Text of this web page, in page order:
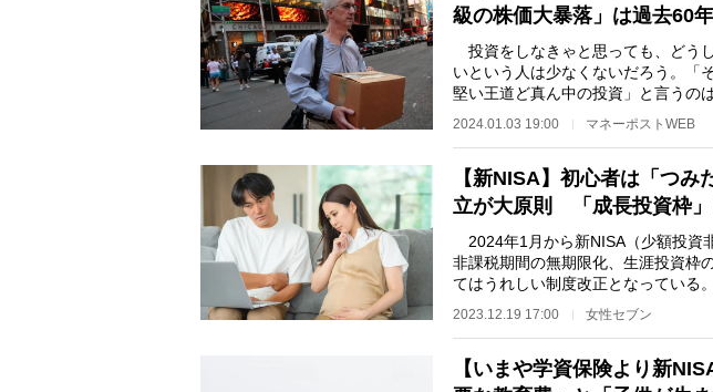
級の株価大暴落」は過去60
投資をしなきゃと思っても、どう
いという人は少なくないだろう。「
堅い王道ど真ん中の投資」と言うの
2024.01.03 19:00 マネーポストWEB
【新NISA】初心者は「つ
立が大原則 「成長投資枠
2024年1月から新NISA（少額投資
非課税期間の無期限化、生涯投資枠
てはうれしい制度改正となっている
て、口座を開こうとする…
2023.12.19 17:00 女性セブン
【いまや学資保険より新